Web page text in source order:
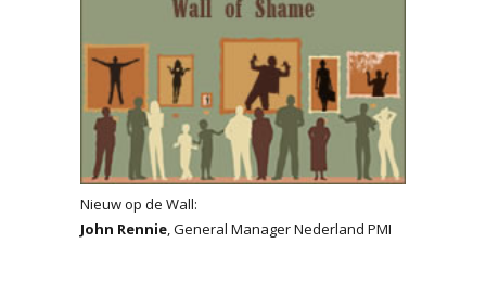
Nieuw op de Wall:
John Rennie, General Manager Nederland PMI